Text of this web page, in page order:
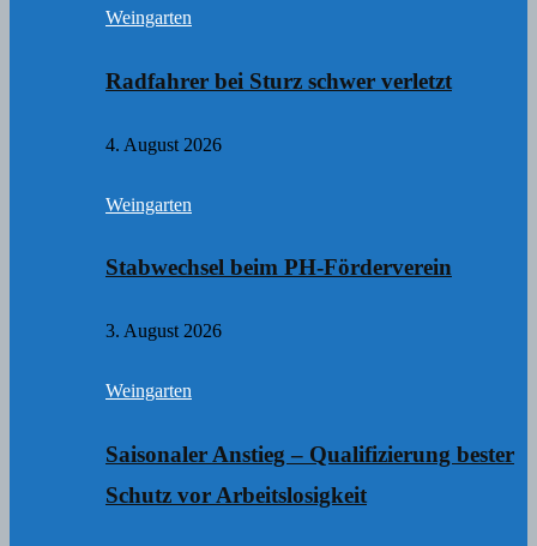
Weingarten
Radfahrer bei Sturz schwer verletzt
4. August 2026
Weingarten
Stabwechsel beim PH-Förderverein
3. August 2026
Weingarten
Saisonaler Anstieg – Qualifizierung bester
Schutz vor Arbeitslosigkeit